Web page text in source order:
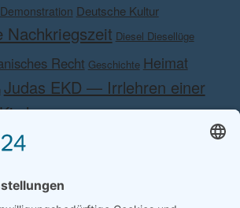
Demonstration Deutsche Kultur
Nachkriegszeit Diesel Diesellüge
Recht Geschichte Heimat
Judas EKD — Irrlehren einer
das eigene Volk!
Schönborn